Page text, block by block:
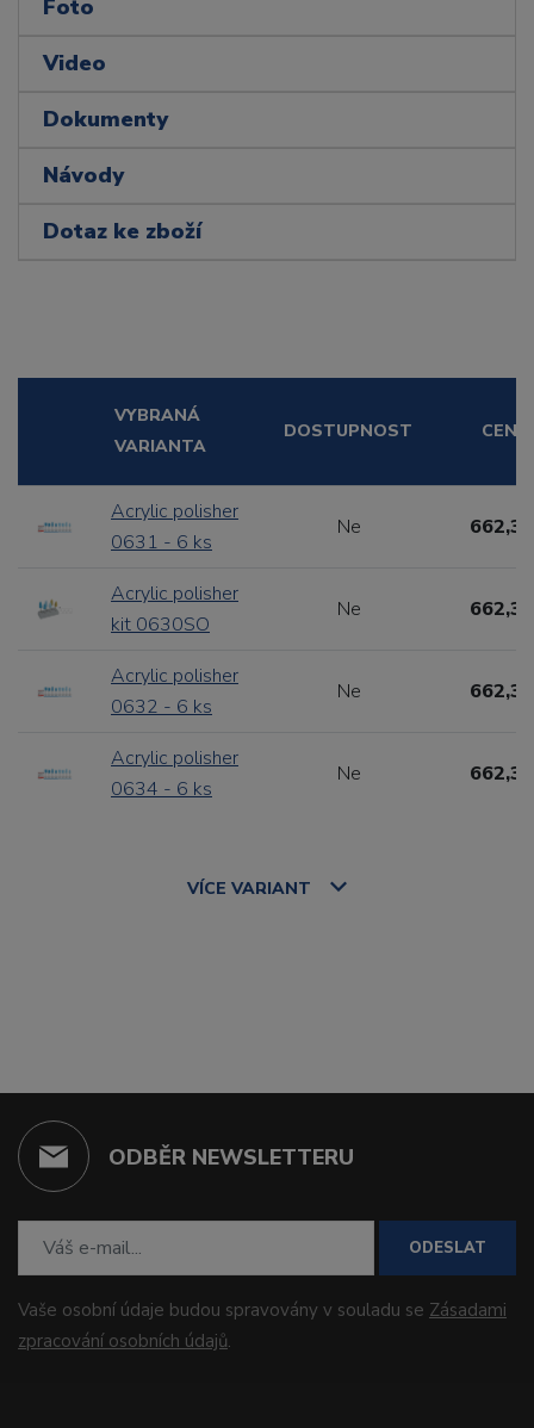
Foto
Video
Dokumenty
Návody
Dotaz ke zboží
VYBRANÁ
VARIANTA
DOSTUPNOST CENA
Acrylic polisher
0631 - 6 ks
Ne
Acrylic polisher
kit 0630SO
Ne
Acrylic polisher
0632 - 6 ks
Ne
Acrylic polisher
0634 - 6 ks
Ne
VÍCE VARIANT
ODBĚR NEWSLETTERU
ODESLAT
Vaše osobní údaje budou spravovány v souladu se Zásadami
zpracování osobních údajů.